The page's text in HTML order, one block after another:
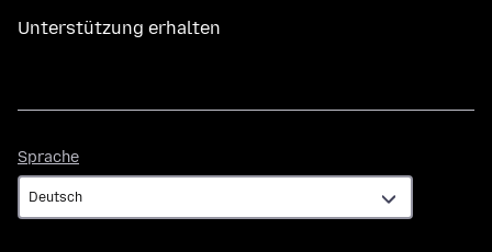
Unterstützung erhalten
Sprache